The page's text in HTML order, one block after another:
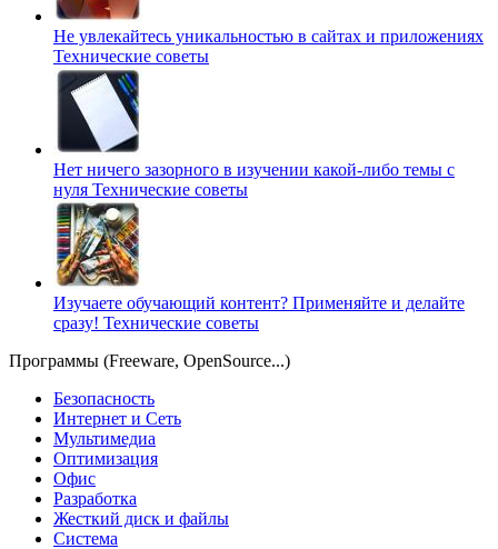
Не увлекайтесь уникальностью в сайтах и приложениях
Технические советы
Нет ничего зазорного в изучении какой-либо темы с
нуля Технические советы
Изучаете обучающий контент? Применяйте и делайте
сразу! Технические советы
Программы (Freeware, OpenSource...)
Безопасность
Интернет и Сеть
Мультимедиа
Оптимизация
Офис
Разработка
Жесткий диск и файлы
Система